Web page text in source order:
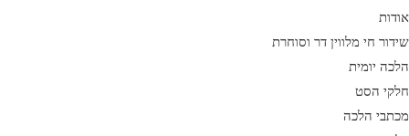
אודות
שידור חי מלווין דר וסוחרת
הלכה יומית
חלקי הסט
מכתבי הלכה